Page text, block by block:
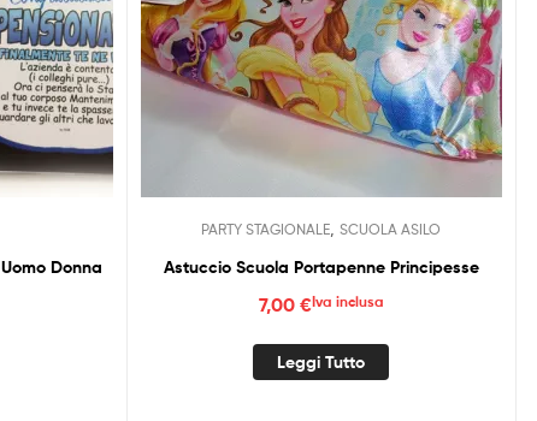
Donna
PARTY STAGIONALE ,SCUOLA ASILO
Astuccio Scuola Portapenne Principesse
7,00 €Iva inclusa
Leggi Tutto